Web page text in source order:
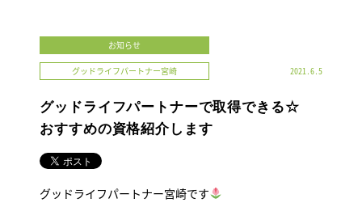
お知らせ
グッドライフパートナー宮崎 2021.6.5
グッドライフパートナーで取得できる☆
おすすめの資格紹介します
グッドライフパートナー宮崎です